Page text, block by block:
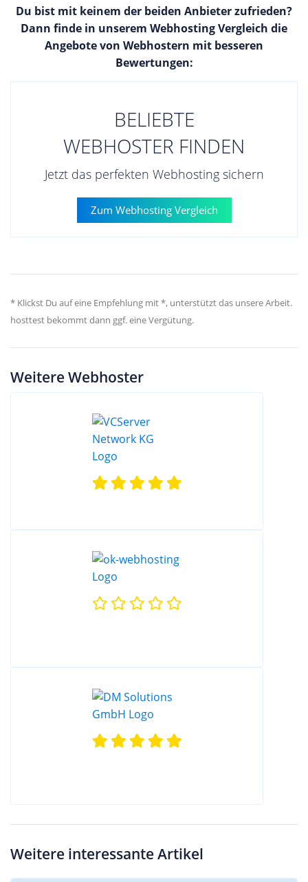
Du bist mit keinem der beiden Anbieter zufrieden?
Dann finde in unserem Webhosting Vergleich die
Angebote von Webhostern mit besseren
Bewertungen:
BELIEBTE
WEBHOSTER FINDEN
Jetzt das perfekten Webhosting sichern
Zum Webhosting Vergleich
* Klickst Du auf eine Empfehlung mit *, unterstützt das unsere Arbeit.
hosttest bekommt dann ggf. eine Vergütung.
Weitere Webhoster
Weitere interessante Artikel